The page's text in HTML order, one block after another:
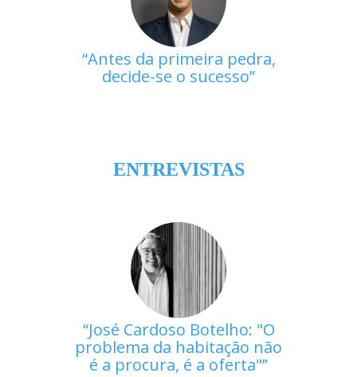
Antes da primeira pedra,
decide-se o sucesso
ENTREVISTAS
José Cardoso Botelho: "O
problema da habitação não
é a procura, é a oferta"